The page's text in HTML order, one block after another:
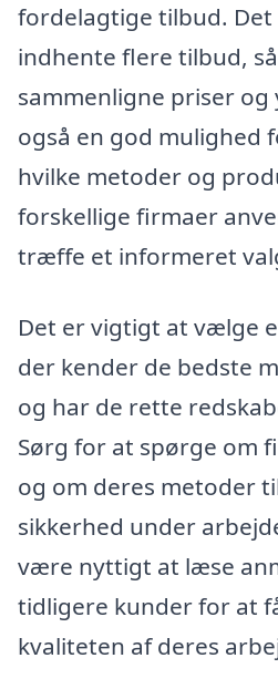
fordelagtige tilbud. Det
indhente flere tilbud,
sammenligne priser og
også en god mulighed
hvilke metoder og
forskellige firmaer
træffe et informeret
Det er vigtigt at vælge
der kender de bedste
og har de rette
Sørg for at spørge om
og om deres metoder
sikkerhed under
være nyttigt at læse
tidligere kunder for at
kvaliteten af deres